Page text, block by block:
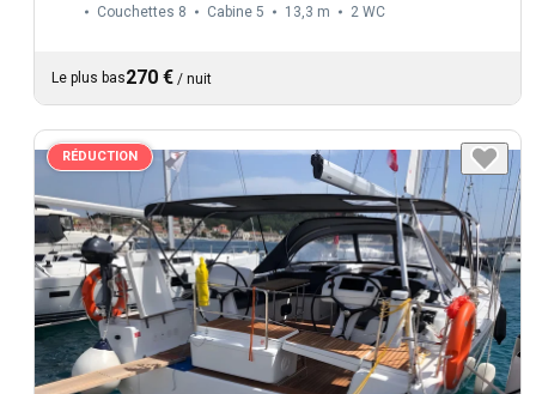
Couchettes 8 Cabine 5 13,3 m 2 WC
Le plus bas270 € / nuit
RÉDUCTION